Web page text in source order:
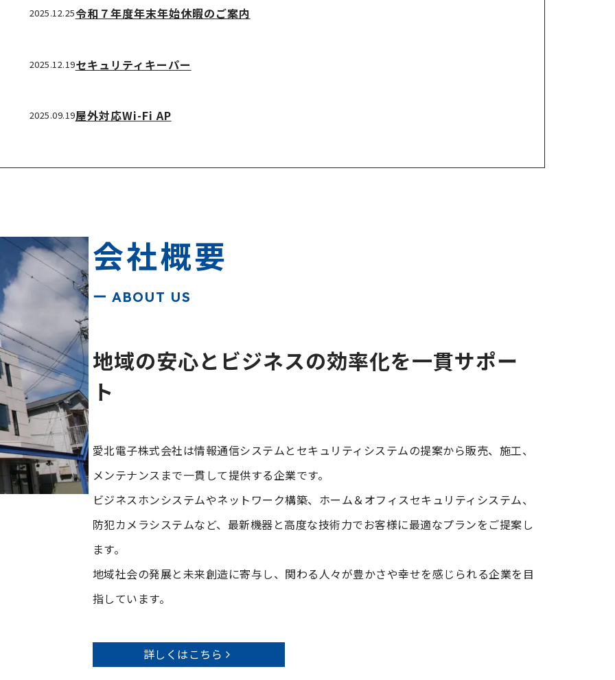
令和７年度年末年始休暇のご案内
2025.12.25
セキュリティキーパー
2025.12.19
屋外対応Wi-Fi AP
2025.09.19
会社概要
ー ABOUT US
地域の安心とビジネスの効率化を一貫サポー
ト
愛北電子株式会社は情報通信システムとセキュリティシステムの提案から販売、施工、
メンテナンスまで一貫して提供する企業です。
ビジネスホンシステムやネットワーク構築、ホーム＆オフィスセキュリティシステム、
防犯カメラシステムなど、最新機器と高度な技術力でお客様に最適なプランをご提案し
ます。
地域社会の発展と未来創造に寄与し、関わる人々が豊かさや幸せを感じられる企業を目
指しています。
詳しくはこちら